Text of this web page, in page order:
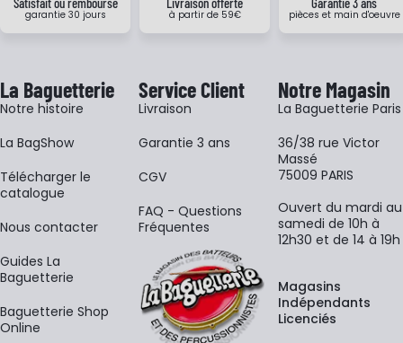
garantie 30 jours à partir de 59€ pièces et main d'oeuvre
La Baguetterie
Notre histoire
La BagShow
​Télécharger le
catalogue
Nous contacter
Guides La
Baguetterie
Baguetterie Shop
Online
Service Client
Livraison
Garantie 3 ans
CGV
FAQ - Questions
Fréquentes
Notre Magasin
La Baguetterie Paris
36/38 rue Victor
Massé
75009 PARIS
Ouvert du mardi au
samedi de 10h à
12h30 et de 14 à 19h
Magasins
Indépendants
Licenciés